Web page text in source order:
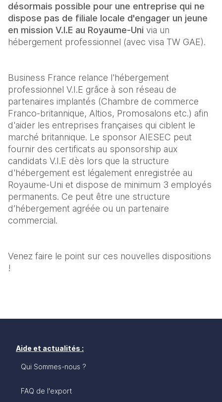
désormais possible pour une entreprise qui ne
dispose pas de filiale locale d'engager un jeune
en mission V.I.E au Royaume-Uni via un
hébergement professionnel (avec visa TW GAE).
Business France relance l'hébergement
professionnel V.I.E grâce à son réseau de
partenaires implantés (Chambre de commerce
Franco-britannique, Altios, Promosalons etc.) afin
d'aider les entreprises françaises qui ciblent le
marché britannique. Le sponsor AIESEC peut
fournir des certificats au sponsorship aux
candidats V.I.E dès lors que la structure
d'hébergement est légalement enregistrée au
Royaume-Uni et dispose de minimum 3 employés
permanents. Ce peut être une structure
d’hébergement agréée ou un partenaire
commercial.
Venez faire le point sur ces nouvelles dispositions
!
Aide et actualités :
Qui Sommes-nous ?
FAQ de l'export